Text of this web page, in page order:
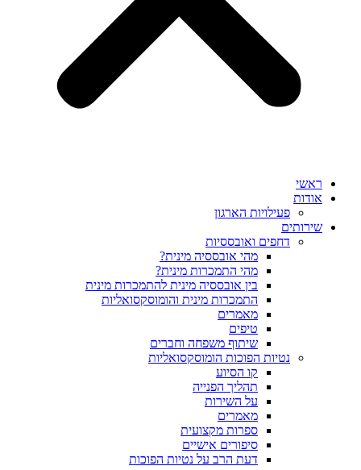
ראשי
אודות
פעילויות הארגון
שירותים
דחפים ואובססיות
מהי אובססיה מינית?
מהי התמכרות מינית?
בין אובססיה מינית להתמכרות מינית
התמכרות מינית והומוסקסואליות
מאמרים
טיפים
שיתוף משפחה וחברים
נטיות הפוכות הומוסקסואליות
קו הסיוע
תהליך הפנייה
על השירות
מאמרים
ספרות מקצועית
סיפורים אישיים
דעת הרב על נטיות הפוכות